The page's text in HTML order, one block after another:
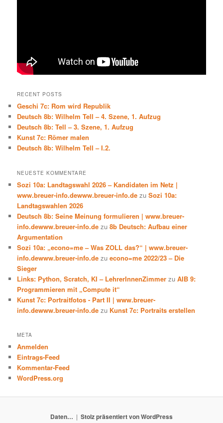
RECENT POSTS
Geschi 7c: Rom wird Republik
Deutsch 8b: Wilhelm Tell – 4. Szene, 1. Aufzug
Deutsch 8b: Tell – 3. Szene, 1. Aufzug
Kunst 7c: Römer malen
Deutsch 8b: Wilhelm Tell – I.2.
NEUESTE KOMMENTARE
Sozi 10a: Landtagswahl 2026 – Kandidaten im Netz |
www.breuer-info.dewww.breuer-info.de zuSozi 10a:
Landtagswahlen 2026
Deutsch 8b: Seine Meinung formulieren | www.breuer-
info.dewww.breuer-info.de zu8b Deutsch: Aufbau einer
Argumentation
Sozi 10a: „econo=me – Was ZOLL das?“ | www.breuer-
info.dewww.breuer-info.de zuecono=me 2022/23 – Die
Sieger
Links: Python, Scratch, KI – LehrerInnenZimmer zuAIB 9:
Programmieren mit „Compute it“
Kunst 7c: Portraitfotos - Part II | www.breuer-
info.dewww.breuer-info.de zu Kunst 7c: Portraits erstellen
META
Anmelden
Eintrags-Feed
Kommentar-Feed
WordPress.org
Daten… Stolz präsentiert von WordPress